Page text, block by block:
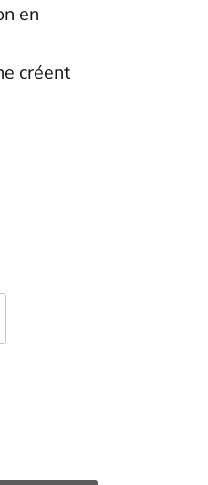
en
créent